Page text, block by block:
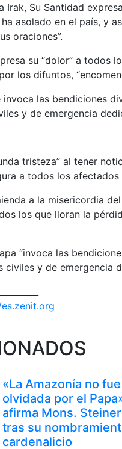
Irak, Su Santidad
asolado en el país, y
oraciones”.
su “dolor” a todos
los difuntos,
invoca las bendiciones
y de emergencia
tristeza” al tener
a todos los afectados
a la misericordia
los que lloran la
“invoca las
civiles y de emergencia
«La Amazonía no fue
olvidada por el
afirma Mons. Steiner
tras su
cardenalicio